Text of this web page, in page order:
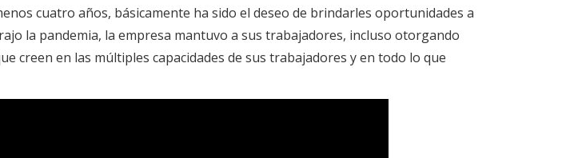
cuatro años, básicamente ha sido el deseo de brindarles oportunidades a
la pandemia, la empresa mantuvo a sus trabajadores, incluso otorgando
creen en las múltiples capacidades de sus trabajadores y en todo lo que